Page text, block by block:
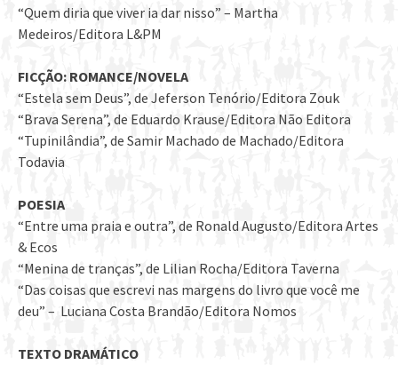
“Quem diria que viver ia dar nisso” – Martha
Medeiros/Editora L&PM
FICÇÃO: ROMANCE/NOVELA
“Estela sem Deus”, de Jeferson Tenório/Editora Zouk
“Brava Serena”, de Eduardo Krause/Editora Não Editora
“Tupinilândia”, de Samir Machado de Machado/Editora
Todavia
POESIA
“Entre uma praia e outra”, de Ronald Augusto/Editora Artes
& Ecos
“Menina de tranças”, de Lilian Rocha/Editora Taverna
“Das coisas que escrevi nas margens do livro que você me
deu” – Luciana Costa Brandão/Editora Nomos
TEXTO DRAMÁTICO